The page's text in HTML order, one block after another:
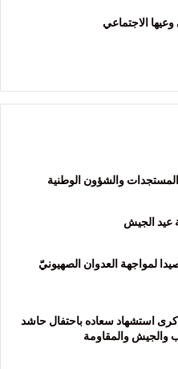
الاجتماعي
والشؤون الوطنية
عيد الجيش
لمواجهة العدوان الصهيونيّ
استشهاد سعاده باحتفال حاشد
والجيش والمقاومة